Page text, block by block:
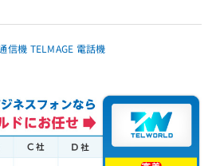
信機 TELMAGE 電話機